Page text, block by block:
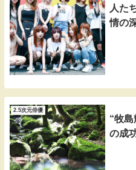
人た
情の
2.5次元俳優
“牧
の成